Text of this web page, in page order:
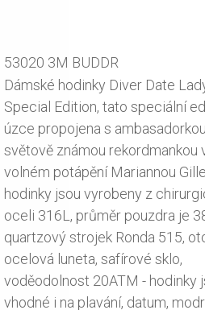
53020 3M BUDDR
Dámské hodinky Diver Date
Special Edition, tato speciální
úzce propojena s
světově známou rekordmankou
volném potápění Mariannou
hodinky jsou vyrobeny z
oceli 316L, průměr pouzdra je
quartzový strojek Ronda 515,
ocelová luneta, safírové sklo,
voděodolnost 20ATM - hodinky
vhodné i na plavání, datum,